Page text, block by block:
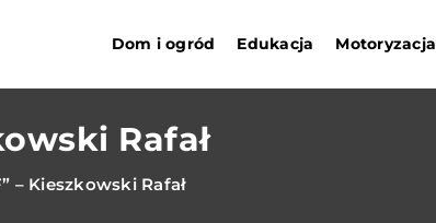
Dom i ogród Edukacja Motoryzacja
Rafał
– Kieszkowski Rafał